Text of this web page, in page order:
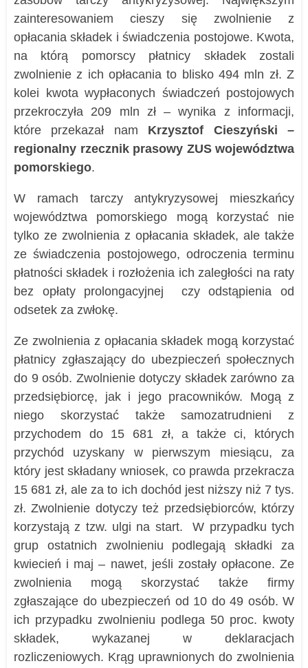
zainteresowaniem cieszy się zwolnienie z
opłacania składek i świadczenia postojowe. Kwota,
na którą pomorscy płatnicy składek zostali
zwolnienie z ich opłacania to blisko 494 mln zł. Z
kolei kwota wypłaconych świadczeń postojowych
przekroczyła 209 mln zł – wynika z informacji,
które przekazał nam Krzysztof Cieszyński –
regionalny rzecznik prasowy ZUS województwa
pomorskiego.
W ramach tarczy antykryzysowej mieszkańcy
województwa pomorskiego mogą korzystać nie
tylko ze zwolnienia z opłacania składek, ale także
ze świadczenia postojowego, odroczenia terminu
płatności składek i rozłożenia ich zaległości na raty
bez opłaty prolongacyjnej czy odstąpienia od
odsetek za zwłokę.
Ze zwolnienia z opłacania składek mogą korzystać
płatnicy zgłaszający do ubezpieczeń społecznych
do 9 osób. Zwolnienie dotyczy składek zarówno za
przedsiębiorcę, jak i jego pracowników. Mogą z
niego skorzystać także samozatrudnieni z
przychodem do 15 681 zł, a także ci, których
przychód uzyskany w pierwszym miesiącu, za
który jest składany wniosek, co prawda przekracza
15 681 zł, ale za to ich dochód jest niższy niż 7 tys.
zł. Zwolnienie dotyczy też przedsiębiorców, którzy
korzystają z tzw. ulgi na start. W przypadku tych
grup ostatnich zwolnieniu podlegają składki za
kwiecień i maj – nawet, jeśli zostały opłacone. Ze
zwolnienia mogą skorzystać także firmy
zgłaszające do ubezpieczeń od 10 do 49 osób. W
ich przypadku zwolnieniu podlega 50 proc. kwoty
składek, wykazanej w deklaracjach
rozliczeniowych. Krąg uprawnionych do zwolnienia